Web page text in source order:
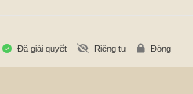
Đã giải quyết Riêng tư Đóng